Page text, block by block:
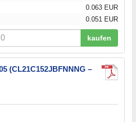
0.063 EUR
0.051 EUR
kaufen
(CL21C152JBFNNNG –